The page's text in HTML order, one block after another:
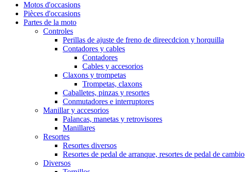
Motos d'occasions
Pièces d'occasions
Partes de la moto
Controles
Perillas de ajuste de freno de direecdcion y horquilla
Contadores y cables
Contadores
Cables y accesorios
Claxons y trompetas
Trompetas, claxons
Caballetes, pinzas y resortes
Conmutadores e interruptores
Manillar y accesorios
Palancas, manetas y retrovisores
Manillares
Resortes
Resortes diversos
Resortes de pedal de arranque, resortes de pedal de cambio
Diversos